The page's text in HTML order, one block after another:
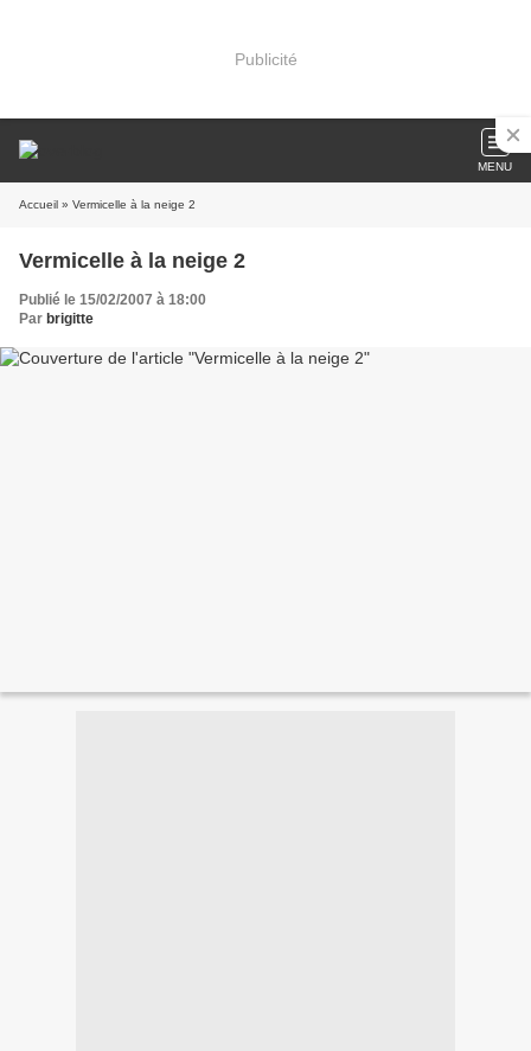
Publicité
MENU
Accueil » Vermicelle à la neige 2
Vermicelle à la neige 2
Publié le 15/02/2007 à 18:00
Par brigitte